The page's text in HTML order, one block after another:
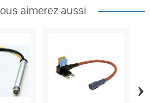
aimerez aussi
›